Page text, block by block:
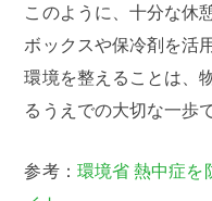
このように、十分な休
ボックスや保冷剤を活
環境を整えることは、
るうえでの大切な一歩
参考： 環境省 熱中症を